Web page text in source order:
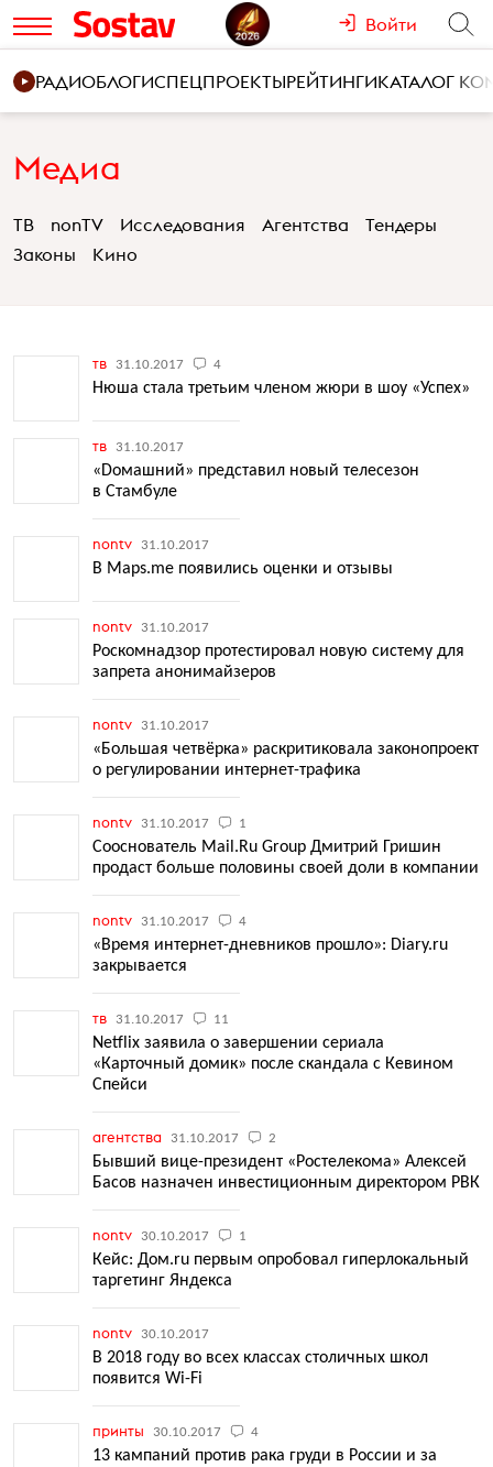
Войти
РАДИОБЛОГИСПЕЦПРОЕКТЫРЕЙТИНГИКАТАЛОГ
Медиа
ТВ nonTV Исследования Агентства
Тендеры
Законы
Кино
тв 31.10.2017 4
Нюша стала третьим членом жюри в шоу «Успех»
тв 31.10.2017
«Dомашний» представил новый телесезон
в Стамбуле
nontv 31.10.2017
В Maps.me появились оценки и отзывы
nontv 31.10.2017
Роскомнадзор протестировал новую систему для
запрета анонимайзеров
nontv 31.10.2017
«Большая четвёрка» раскритиковала законопроект
о регулировании интернет-трафика
nontv 31.10.2017 1
Сооснователь Mail.Ru Group Дмитрий Гришин
продаст больше половины своей доли в компании
nontv 31.10.2017 4
«Время интернет-дневников прошло»: Diary.ru
закрывается
тв 31.10.2017 11
Netflix заявила о завершении сериала
«Карточный домик» после скандала с Кевином
Спейси
агентства 31.10.2017 2
Бывший вице-президент «Ростелекома» Алексей
Басов назначен инвестиционным директором РВК
nontv 30.10.2017 1
Кейс: Дом.ru первым опробовал гиперлокальный
таргетинг Яндекса
nontv 30.10.2017
В 2018 году во всех классах столичных школ
появится Wi-Fi
принты 30.10.2017 4
13 кампаний против рака груди в России и за